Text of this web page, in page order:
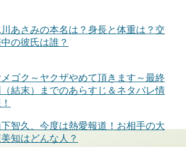
川あさみの本名は？身長と体重は？交
の彼氏は誰？
メゴク～ヤクザやめて頂きます～最終
（結末）までのあらすじ＆ネタバレ情
下智久、今度は熱愛報道！お相手の大
知はどんな人？